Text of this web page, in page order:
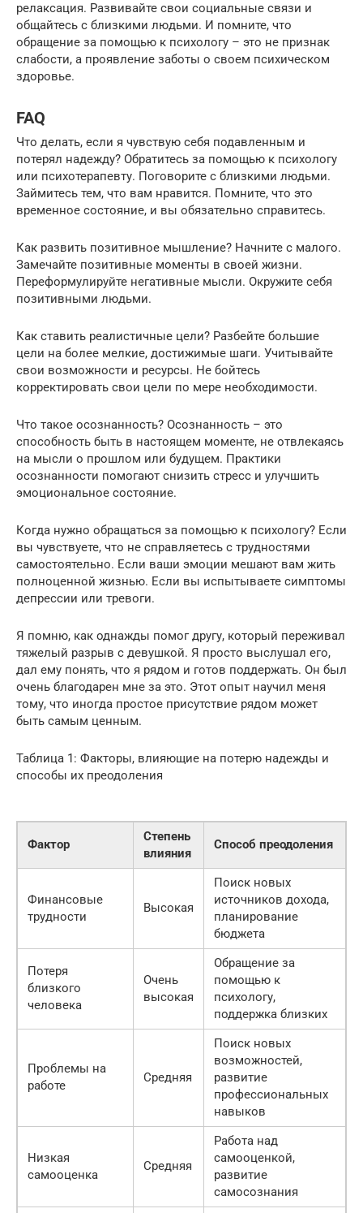
релаксация. Развивайте свои социальные связи и
общайтесь с близкими людьми. И помните, что
обращение за помощью к психологу – это не признак
слабости, а проявление заботы о своем психическом
здоровье.
FAQ
Что делать, если я чувствую себя подавленным и
потерял надежду? Обратитесь за помощью к психологу
или психотерапевту. Поговорите с близкими людьми.
Займитесь тем, что вам нравится. Помните, что это
временное состояние, и вы обязательно справитесь.
Как развить позитивное мышление? Начните с малого.
Замечайте позитивные моменты в своей жизни.
Переформулируйте негативные мысли. Окружите себя
позитивными людьми.
Как ставить реалистичные цели? Разбейте большие
цели на более мелкие, достижимые шаги. Учитывайте
свои возможности и ресурсы. Не бойтесь
корректировать свои цели по мере необходимости.
Что такое осознанность? Осознанность – это
способность быть в настоящем моменте, не отвлекаясь
на мысли о прошлом или будущем. Практики
осознанности помогают снизить стресс и улучшить
эмоциональное состояние.
Когда нужно обращаться за помощью к психологу? Если
вы чувствуете, что не справляетесь с трудностями
самостоятельно. Если ваши эмоции мешают вам жить
полноценной жизнью. Если вы испытываете симптомы
депрессии или тревоги.
Я помню, как однажды помог другу, который переживал
тяжелый разрыв с девушкой. Я просто выслушал его,
дал ему понять, что я рядом и готов поддержать. Он был
очень благодарен мне за это. Этот опыт научил меня
тому, что иногда простое присутствие рядом может
быть самым ценным.
Таблица 1: Факторы, влияющие на потерю надежды и
способы их преодоления
Фактор
Степень
влияния
Способ преодоления
Финансовые
трудности
Высокая
Поиск новых
источников дохода,
планирование
бюджета
Потеря
близкого
человека
Очень
высокая
Обращение за
помощью к
психологу,
поддержка близких
Проблемы на
работе
Средняя
Поиск новых
возможностей,
развитие
профессиональных
навыков
Низкая
самооценка
Средняя
Работа над
самооценкой,
развитие
самосознания